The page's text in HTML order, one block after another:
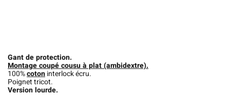
Gant de protection.
Montage coupé cousu à plat (ambidextre).
100%cotoninterlock écru.
Poignet tricot.
Version lourde.